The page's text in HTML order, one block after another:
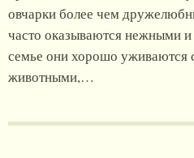
овчарки более чем
часто оказываются нежными
семье они хорошо
животными,…